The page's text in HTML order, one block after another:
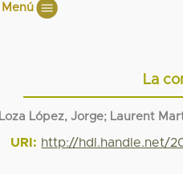
Menú
La
Loza López, Jorge; Laurent
URI: http://hdl.handle.net/